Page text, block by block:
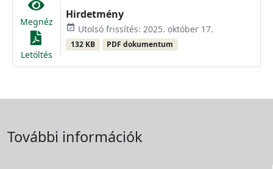
Megnéz
Letöltés
Hirdetmény
event_available Utolsó frissítés: 2025. október 17.
132 KB PDF dokumentum
További információk